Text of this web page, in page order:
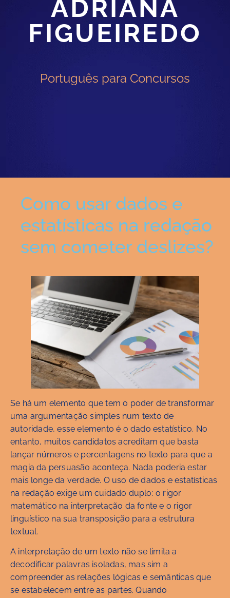
ADRIANA
FIGUEIREDO
Português para Concursos
Como usar dados e
estatísticas na redação
sem cometer deslizes?
Se há um elemento que tem o poder de transformar
uma argumentação simples num texto de
autoridade, esse elemento é o dado estatístico. No
entanto, muitos candidatos acreditam que basta
lançar números e percentagens no texto para que a
magia da persuasão aconteça. Nada poderia estar
mais longe da verdade. O uso de dados e estatísticas
na redação exige um cuidado duplo: o rigor
matemático na interpretação da fonte e o rigor
linguístico na sua transposição para a estrutura
textual.
A interpretação de um texto não se limita a
decodificar palavras isoladas, mas sim a
compreender as relações lógicas e semânticas que
se estabelecem entre as partes. Quando